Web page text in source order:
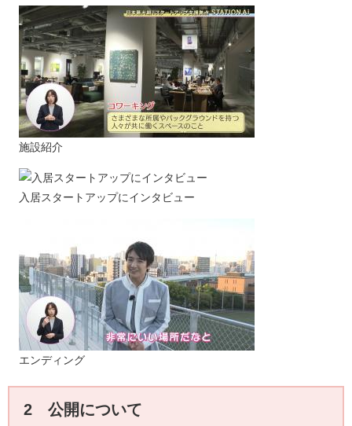
施設紹介
入居スタートアップにインタビュー
エンディング
2 公開について